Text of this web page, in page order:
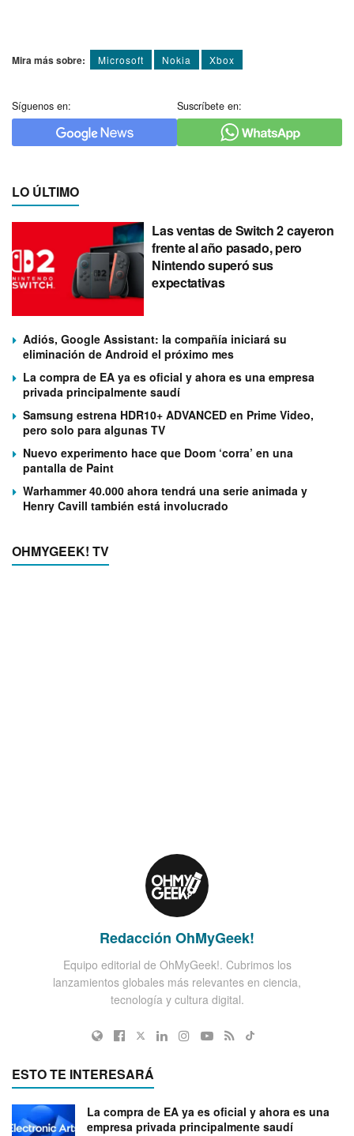
Mira más sobre: Microsoft Nokia Xbox
Síguenos en: Suscríbete en:
LO ÚLTIMO
Las ventas de Switch 2 cayeron
frente al año pasado, pero
Nintendo superó sus
expectativas
Adiós, Google Assistant: la compañía iniciará su
eliminación de Android el próximo mes
La compra de EA ya es oficial y ahora es una empresa
privada principalmente saudí
Samsung estrena HDR10+ ADVANCED en Prime Video,
pero solo para algunas TV
Nuevo experimento hace que Doom ‘corra’ en una
pantalla de Paint
Warhammer 40.000 ahora tendrá una serie animada y
Henry Cavill también está involucrado
OHMYGEEK! TV
Redacción OhMyGeek!
Equipo editorial de OhMyGeek!. Cubrimos los
lanzamientos globales más relevantes en ciencia,
tecnología y cultura digital.
ESTO TE INTERESARÁ
La compra de EA ya es oficial y ahora es una
empresa privada principalmente saudí